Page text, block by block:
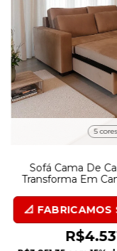
5 cores
Sofá Cama De
Transforma Em